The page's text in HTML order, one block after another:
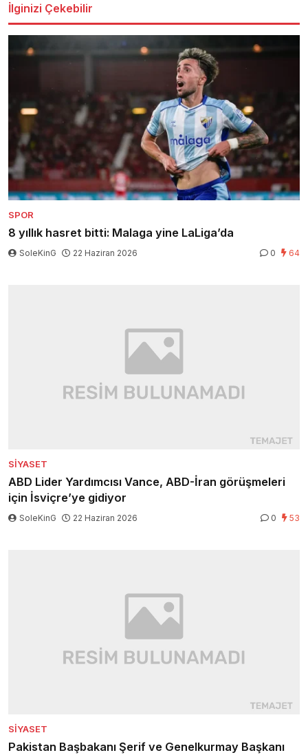
İlginizi Çekebilir
SPOR
8 yıllık hasret bitti: Malaga yine LaLiga’da
SoleKinG 22 Haziran 2026 0 64
SIYASET
ABD Lider Yardımcısı Vance, ABD-İran görüşmeleri
için İsviçre’ye gidiyor
SoleKinG 22 Haziran 2026 0 53
SIYASET
Pakistan Başbakanı Şerif ve Genelkurmay Başkanı